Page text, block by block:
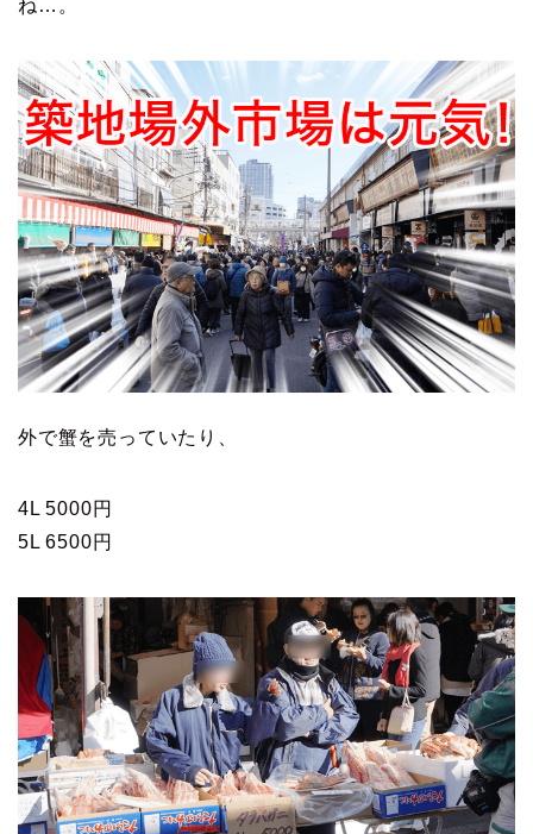
ね…。
外で蟹を売っていたり、
4L 5000円
5L 6500円